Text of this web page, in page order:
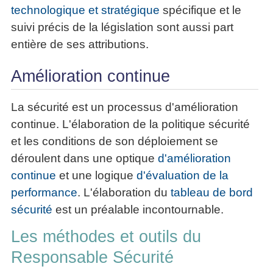
technologique et stratégique spécifique et le
suivi précis de la législation sont aussi part
entière de ses attributions.
Amélioration continue
La sécurité est un processus d'amélioration
continue. L'élaboration de la politique sécurité
et les conditions de son déploiement se
déroulent dans une optique d'amélioration
continue et une logique d'évaluation de la
performance. L'élaboration du tableau de bord
sécurité est un préalable incontournable.
Les méthodes et outils du
Responsable Sécurité